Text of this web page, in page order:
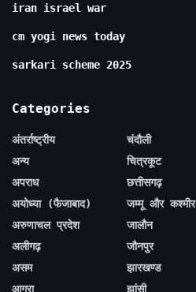
iran israel war
cm yogi news today
sarkari scheme 2025
Categories
अंतर्राष्ट्रीय
अन्य
अपराध
अयोध्या (फैजाबाद)
अरुणाचल प्रदेश
अलीगढ़
असम
आगरा
चंदौली
चित्रकूट
छत्तीसगढ़
जम्मू और कश्मीर
जालौन
जौनपुर
झारखण्ड
झांसी